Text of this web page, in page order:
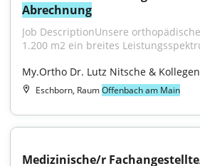
Abrechnung
Job DescriptionUnsere
1.200 m2 ein breites
My.Ortho Dr. Lutz Nitsche & Kollegen
Eschborn, RaumOffenbach am Main